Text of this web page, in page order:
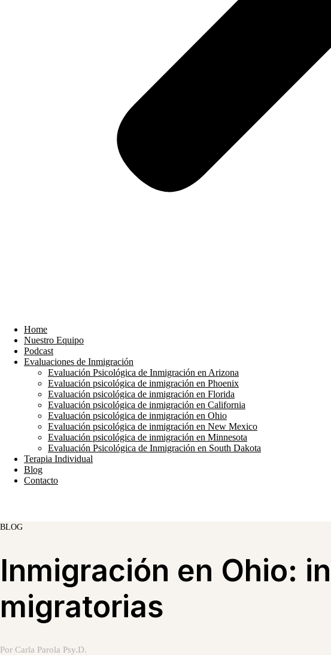
Home
Nuestro Equipo
Podcast
Evaluaciones de Inmigración
Evaluación Psicológica de Inmigración en Arizona
Evaluación psicológica de inmigración en Phoenix
Evaluación psicológica de inmigración en Florida
Evaluación psicológica de inmigración en California
Evaluación psicológica de inmigración en Ohio
Evaluación psicológica de inmigración en New Mexico
Evaluación psicológica de inmigración en Minnesota
Evaluación Psicológica de Inmigración en South Dakota
Terapia Individual
Blog
Contacto
BLOG
Inmigración en Ohio:
migratorias
Por Carla Parola Psy.D.